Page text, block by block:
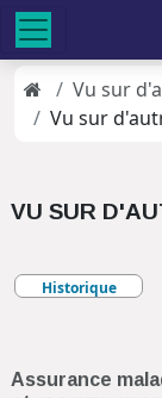
Vu sur
Vu sur
VU SUR
Historique
Assurance